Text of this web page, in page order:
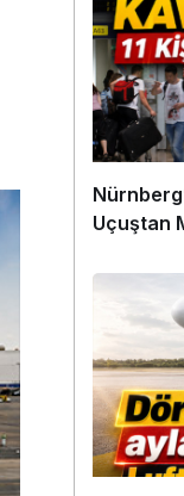
Uçuştan